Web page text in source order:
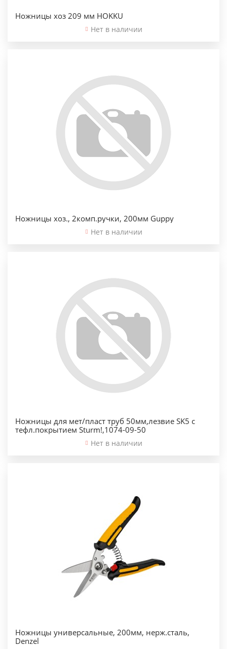
Ножницы хоз 209 мм HOKKU
Нет в наличии
Ножницы хоз., 2комп.ручки, 200мм Guppy
Нет в наличии
Ножницы для мет/пласт труб 50мм,лезвие SK5 с
тефл.покрытием Sturm!,1074-09-50
Нет в наличии
Ножницы универсальные, 200мм, нерж.сталь,
Denzel